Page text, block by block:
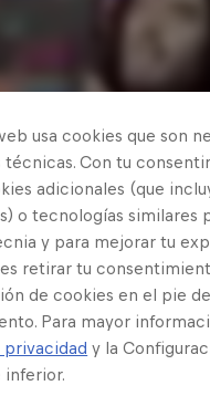
usa cookies que son
técnicas. Con tu
adicionales (que
o tecnologías similares
y para mejorar tu
retirar tu
de cookies en el pie
Para mayor
y la
inferior.